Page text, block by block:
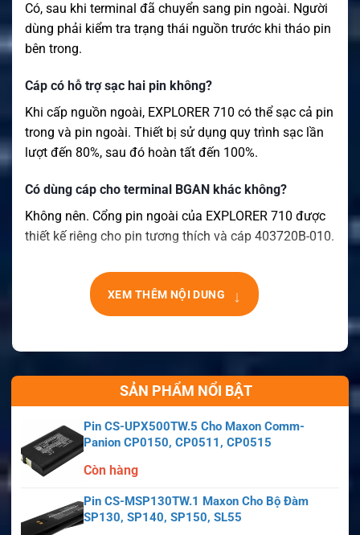
Có, sau khi terminal đã chuyển sang pin ngoài. Người
dùng phải kiểm tra trạng thái nguồn trước khi tháo pin
bên trong.
Cáp có hỗ trợ sạc hai pin không?
Khi cấp nguồn ngoài, EXPLORER 710 có thể sạc cả pin
trong và pin ngoài. Thiết bị sử dụng quy trình sạc lần
lượt đến 80%, sau đó hoàn tất đến 100%.
Có dùng cáp cho terminal BGAN khác không?
Không nên. Cổng pin ngoài của EXPLORER 710 được
thiết kế riêng cho pin tương thích và cáp 403720B-010.
XEM THÊM NỘI DUNG ↓
SẢN PHẨM NỔI BẬT
Pin CS-UPX500TW.5 Cho Maxon Comm-
Panion CP0150, CP0511, CP0515
Còn hàng
Pin CS-MSP130TW.1 Maxon Cho Bộ Đàm
SP130, SP140, SP150, SL55